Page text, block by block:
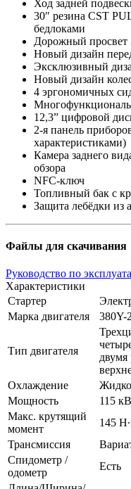
Ход задней
30″ резина CST
бедлоками
Дорожный просвет
Новый дизайн
Эксклюзивный
Новый дизайн
4 эргономичных
12,3” цифровой
2-я панель
характеристиками)
Камера заднего
обзора
NFC-ключ
Топливный бак с
Защита лебёдки из
Файлы для скачивания
Руководство по
Характеристики
Стартер
Марка двигателя
380Y-
Тип двигателя
двумя
Охлаждение
Мощность
115
Макс. крутящий
момент
145
Трансмиссия
Спидометр /
одометр
Есть